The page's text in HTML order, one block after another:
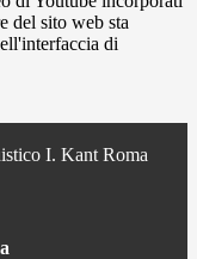
del sito web sta
di
I. Kant Roma